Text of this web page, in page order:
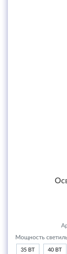
Мощность
35 ВТ 40 ВТ